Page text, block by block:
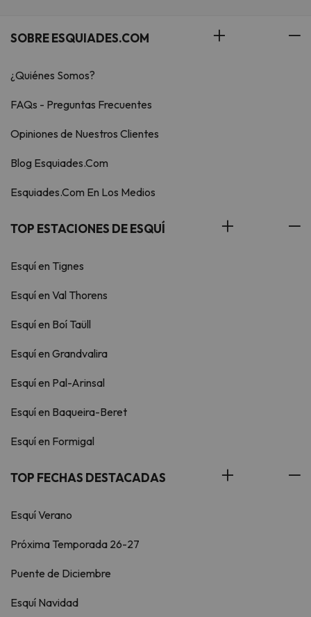
SOBRE ESQUIADES.COM
¿Quiénes Somos?
FAQs - Preguntas Frecuentes
Opiniones de Nuestros Clientes
Blog Esquiades.Com
Esquiades.Com En Los Medios
TOP ESTACIONES DE ESQUÍ
Esquí en Tignes
Esquí en Val Thorens
Esquí en Boí Taüll
Esquí en Grandvalira
Esquí en Pal-Arinsal
Esquí en Baqueira-Beret
Esquí en Formigal
TOP FECHAS DESTACADAS
Esquí Verano
Próxima Temporada 26-27
Puente de Diciembre
Esquí Navidad